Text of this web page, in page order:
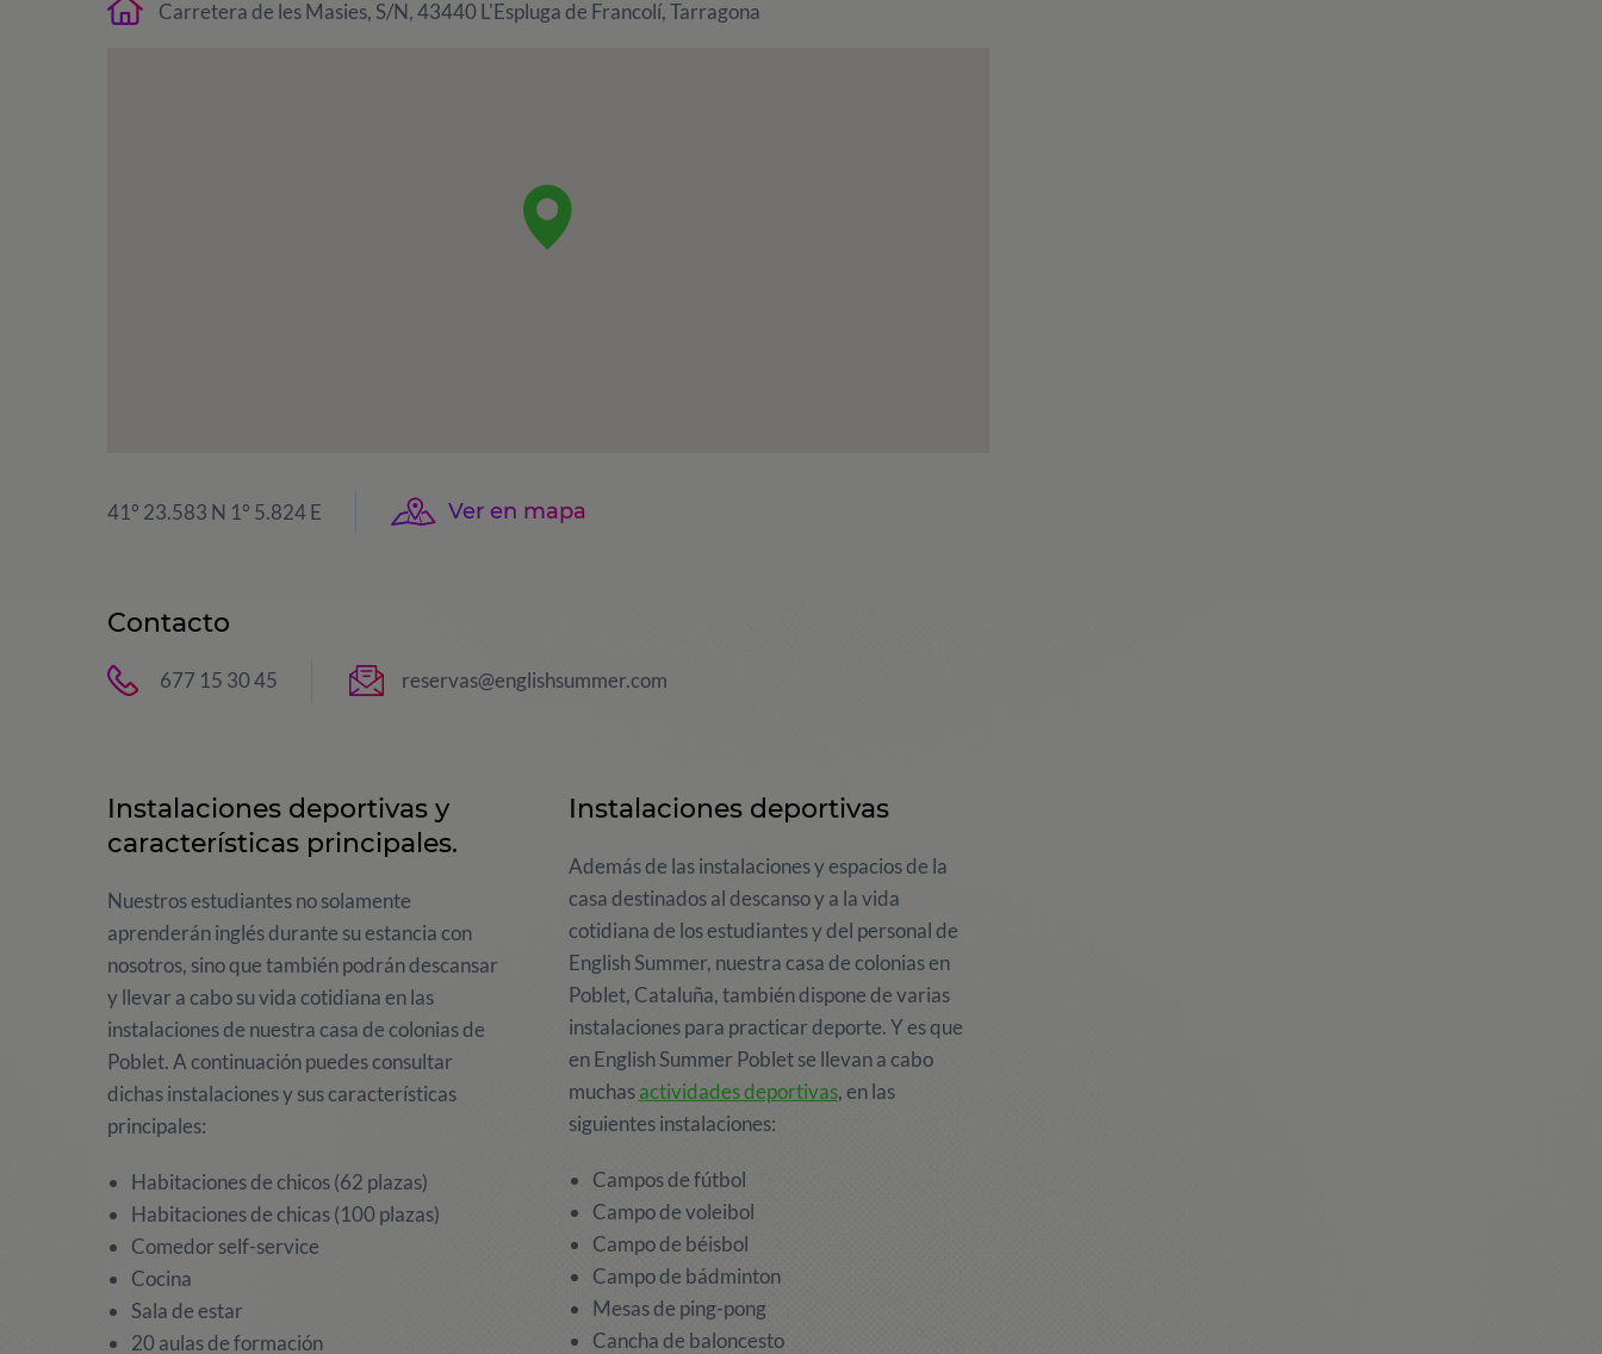
Carretera de les Masies, S/N, 43440 L'Espluga de Francolí, Tarragona
41° 23.583 N 1° 5.824 E Ver en mapa
Contacto
677 15 30 45 reservas@englishsummer.com
Instalaciones deportivas y
características principales.
Nuestros estudiantes no solamente
aprenderán inglés durante su estancia con
nosotros, sino que también podrán descansar
y llevar a cabo su vida cotidiana en las
instalaciones de nuestra casa de colonias de
Poblet. A continuación puedes consultar
dichas instalaciones y sus características
principales:
Habitaciones de chicos (62 plazas)
Habitaciones de chicas (100 plazas)
Comedor self-service
Cocina
Sala de estar
20 aulas de formación
Instalaciones deportivas
Además de las instalaciones y espacios de la
casa destinados al descanso y a la vida
cotidiana de los estudiantes y del personal de
English Summer, nuestra casa de colonias en
Poblet, Cataluña, también dispone de varias
instalaciones para practicar deporte. Y es que
en English Summer Poblet se llevan a cabo
muchasactividades deportivas, en las
siguientes instalaciones:
Campos de fútbol
Campo de voleibol
Campo de béisbol
Campo de bádminton
Mesas de ping-pong
Cancha de baloncesto